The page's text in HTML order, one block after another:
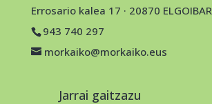
Errosario kalea 17 · 20870 ELGOIBAR
943 740 297
morkaiko@morkaiko.eus
Jarrai gaitzazu